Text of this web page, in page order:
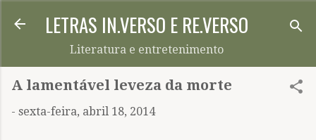
Pular para o conteúdo principal
LETRAS IN.VERSO E RE.VERSO
Literatura e entretenimento
A lamentável leveza da morte
- sexta-feira, abril 18, 2014